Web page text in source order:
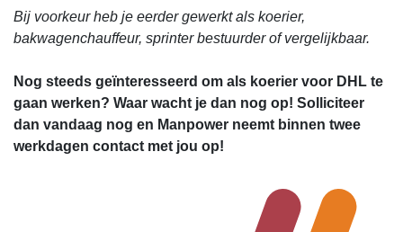
Bij voorkeur heb je eerder gewerkt als koerier,
bakwagenchauffeur, sprinter bestuurder of vergelijkbaar.
Nog steeds geïnteresseerd om als koerier voor DHL te
gaan werken? Waar wacht je dan nog op! Solliciteer
dan vandaag nog en Manpower neemt binnen twee
werkdagen contact met jou op!